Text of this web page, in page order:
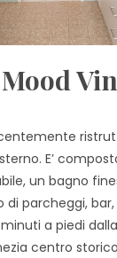
E’
un bagno
parcheggi,
a piedi
centro